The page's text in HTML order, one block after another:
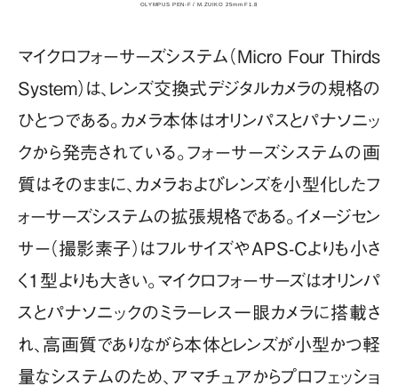
OLYMPUS PEN-F / M.ZUIKO 25mm F1.8
マイクロフォーサーズシステム（Micro Four Thirds
System）は、レンズ交換式デジタルカメラの規格の
ひとつである。カメラ本体はオリンパスとパナソニッ
クから発売されている。フォーサーズシステムの画
質はそのままに、カメラおよびレンズを小型化したフ
ォーサーズシステムの拡張規格である。イメージセン
サー（撮影素子）はフルサイズやAPS-Cよりも小さ
く1型よりも大きい。マイクロフォーサーズはオリンパ
スとパナソニックのミラーレス一眼カメラに搭載さ
れ、高画質でありながら本体とレンズが小型かつ軽
量なシステムのため、アマチュアからプロフェッショ